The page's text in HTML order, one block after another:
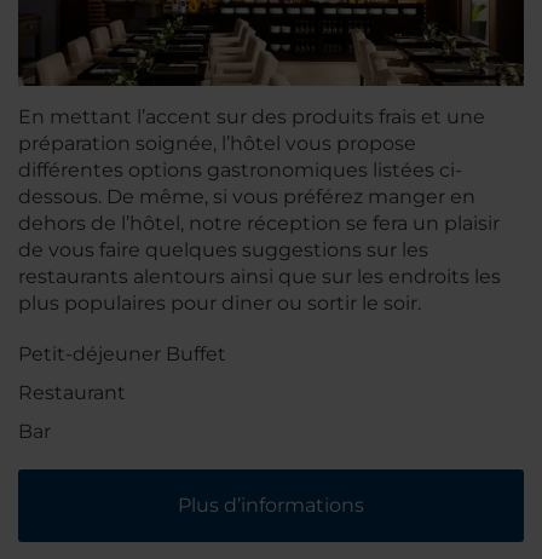
En mettant l’accent sur des produits frais et une
préparation soignée, l’hôtel vous propose
différentes options gastronomiques listées ci-
dessous. De même, si vous préférez manger en
dehors de l’hôtel, notre réception se fera un plaisir
de vous faire quelques suggestions sur les
restaurants alentours ainsi que sur les endroits les
plus populaires pour diner ou sortir le soir.
Petit-déjeuner Buffet
Restaurant
Bar
Plus d’informations